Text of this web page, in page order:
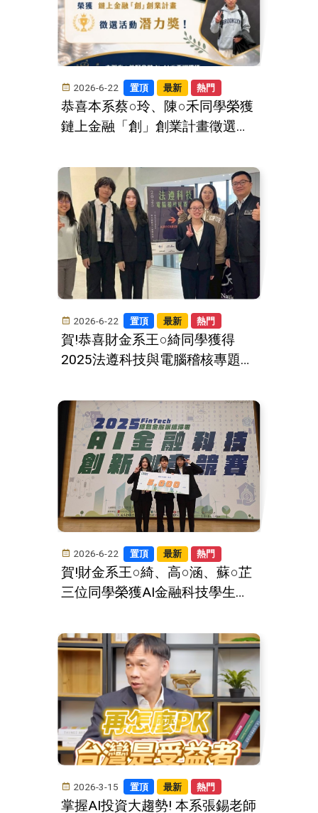
2026-6-22 置頂 最新 熱門
恭喜本系蔡○玲、陳○禾同學榮獲
鏈上金融「創」創業計畫徵選活
2026-6-22 置頂 最新 熱門
賀!恭喜財金系王○綺同學獲得
2025法遵科技與電腦稽核專題競
2026-6-22 置頂 最新 熱門
賀!財金系王○綺、高○涵、蘇○芷
三位同學榮獲AI金融科技學生組
2026-3-15 置頂 最新 熱門
掌握AI投資大趨勢! 本系張錫老師